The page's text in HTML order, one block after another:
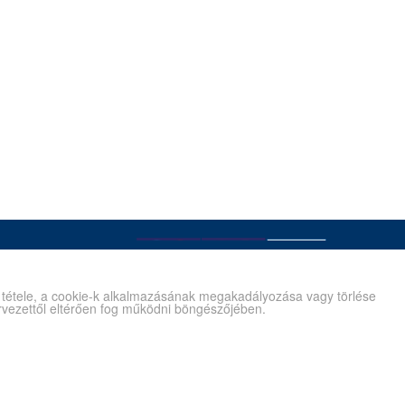
a cookie-k alkalmazásának megakadályozása vagy törlése
eltérően fog működni böngészőjében.